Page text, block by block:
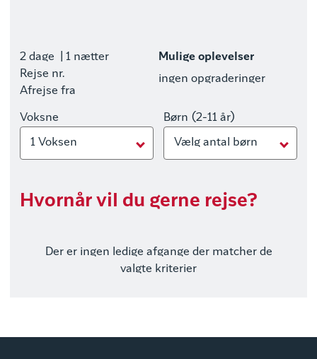
2 dage
| 1 nætter
Rejse nr.
Afrejse fra
Mulige oplevelser
ingen opgraderinger
Voksne
1 Voksen
Børn (2-11 år)
Vælg antal børn
Hvornår vil du gerne rejse?
Der er ingen ledige afgange der matcher de
valgte kriterier